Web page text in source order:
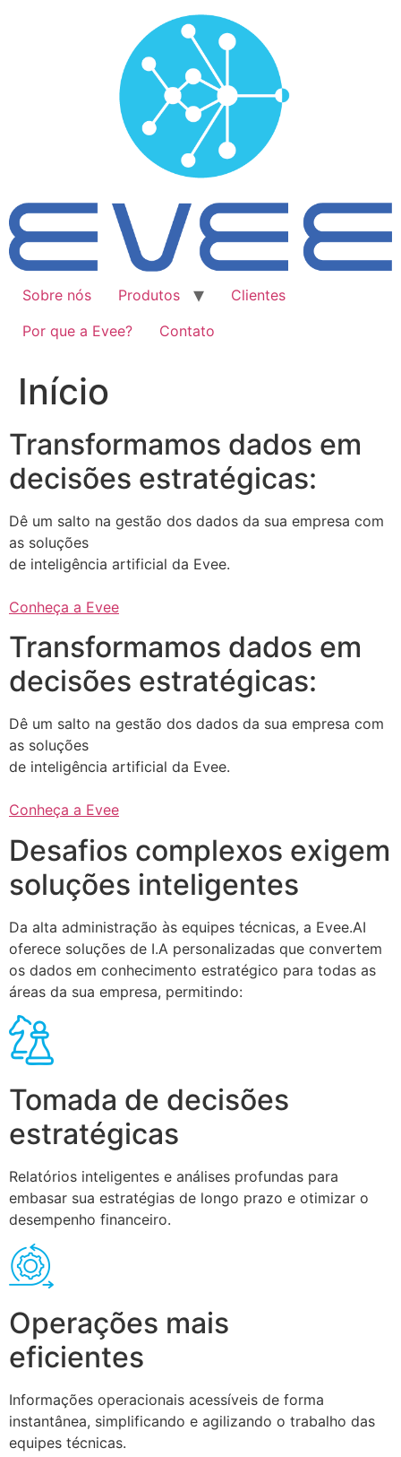
Sobre nós Produtos
Clientes
Por que a Evee?
Contato
Início
Transformamos dados em
decisões estratégicas:
Dê um salto na gestão dos dados da sua empresa com
as soluções
de inteligência artificial da Evee.
Conheça a Evee
Transformamos dados em
decisões estratégicas:
Dê um salto na gestão dos dados da sua empresa com
as soluções
de inteligência artificial da Evee.
Conheça a Evee
Desafios complexos exigem
soluções inteligentes
Da alta administração às equipes técnicas, a Evee.AI
oferece soluções de I.A personalizadas que convertem
os dados em conhecimento estratégico para todas as
áreas da sua empresa, permitindo:
Tomada de decisões
estratégicas
Relatórios inteligentes e análises profundas para
embasar sua estratégias de longo prazo e otimizar o
desempenho financeiro.
Operações mais
eficientes
Informações operacionais acessíveis de forma
instantânea, simplificando e agilizando o trabalho das
equipes técnicas.